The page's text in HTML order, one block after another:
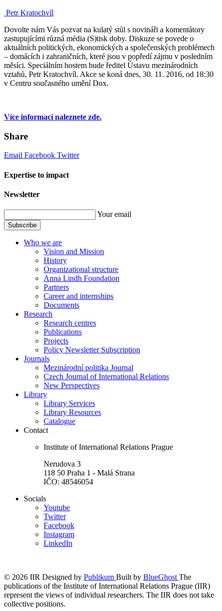
Petr Kratochvíl
Dovolte nám Vás pozvat na kulatý stůl s novináři a komentátory
zastupujícími různá média (S)tisk doby. Diskuze se povede o
aktuálních politických, ekonomických a společenských problémech
– domácích i zahraničních, které jsou v popředí zájmu v posledním
měsíci. Speciálním hostem bude ředitel Ústavu mezinárodních
vztahů, Petr Kratochvíl. Akce se koná dnes, 30. 11. 2016, od 18:30
v Centru současného umění Dox.
Více informací naleznete zde.
Share
Email Facebook Twitter
Expertise to impact
Newsletter
Your email
Subscribe
Who we are
Vision and Mission
History
Organizational structure
Anna Lindh Foundation
Partners
Career and internships
Documents
Research
Research centres
Publications
Projects
Policy Newsletter Subscription
Journals
Mezinárodní politika Journal
Czech Journal of International Relations
New Perspectives
Library
Library Services
Library Resources
Catalogue
Contact
Institute of International Relations Prague
Nerudova 3
118 50 Praha 1 - Malá Strana
IČO: 48546054
Socials
Youtube
Twitter
Facebook
Instagram
LinkedIn
© 2026 IIR Designed by Publikum Built by BlueGhost The
publications of the Institute of International Relations Prague (IIR)
represent the views of individual researchers. The IIR does not take
collective positions.